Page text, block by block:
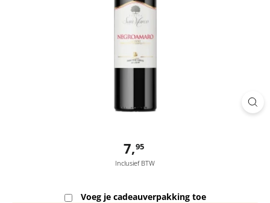
Normaal
7,957,95
Inclusief BTW
Voeg je cadeauverpakking toe